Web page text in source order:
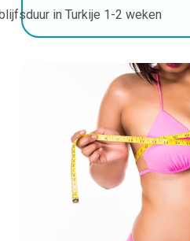
in Turkije 1-2 weken